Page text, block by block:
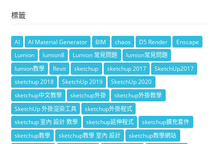
標籤
AI AI Material Generator BIM chaos D5 Render
Enscape
Lumion
lumion8 Lumion 常見問題
lumion常見問題
lumion教學
Revit sketchup sketchup 2017
SketchUp2017
sketchup 2018
SketchUp 2019
SketchUp 2020
sketchup中文教學
sketchup外掛
sketchup外掛教學
SketchUp 外掛渲染工具
sketchup外掛程式
sketchup 室內 設計 教學
sketchup延伸程式
sketchup擴充套件
sketchup教學
sketchup教學 室內 設計
sketchup教學網站